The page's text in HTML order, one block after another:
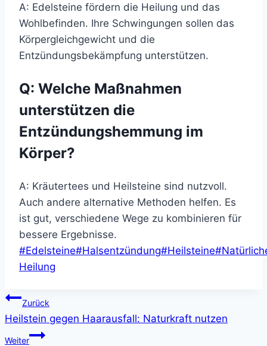
A: Edelsteine fördern die Heilung und das
Wohlbefinden. Ihre Schwingungen sollen das
Körpergleichgewicht und die
Entzündungsbekämpfung unterstützen.
Q: Welche Maßnahmen
unterstützen die
Entzündungshemmung im
Körper?
A: Kräutertees und Heilsteine sind nutzvoll.
Auch andere alternative Methoden helfen. Es
ist gut, verschiedene Wege zu kombinieren für
bessere Ergebnisse.
Schlagworte:
#Edelsteine#Halsentzündung#Heilsteine#
Heilung
Beitragsnavigation
Zurück
Heilstein gegen Haarausfall: Naturkraft nutzen
Weiter